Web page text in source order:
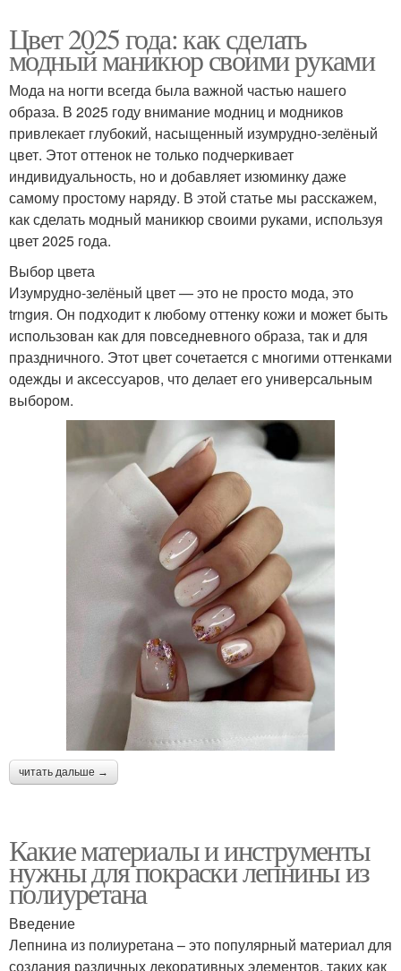
Цвет 2025 года: как сделать
модный маникюр своими руками
Мода на ногти всегда была важной частью нашего
образа. В 2025 году внимание модниц и модников
привлекает глубокий, насыщенный изумрудно-зелёный
цвет. Этот оттенок не только подчеркивает
индивидуальность, но и добавляет изюминку даже
самому простому наряду. В этой статье мы расскажем,
как сделать модный маникюр своими руками, используя
цвет 2025 года.
Выбор цвета
Изумрудно-зелёный цвет — это не просто мода, это
trngия. Он подходит к любому оттенку кожи и может быть
использован как для повседневного образа, так и для
праздничного. Этот цвет сочетается с многими оттенками
одежды и аксессуаров, что делает его универсальным
выбором.
читать дальше →
Какие материалы и инструменты
нужны для покраски лепнины из
полиуретана
Введение
Лепнина из полиуретана – это популярный материал для
создания различных декоративных элементов, таких как